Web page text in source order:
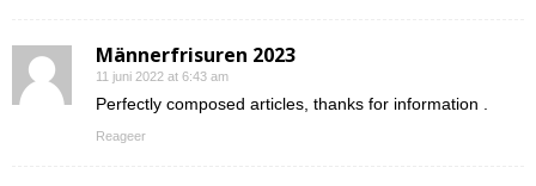
Männerfrisuren 2023
11 juni 2022 at 6:43 am
Perfectly composed articles, thanks for information .
Reageer